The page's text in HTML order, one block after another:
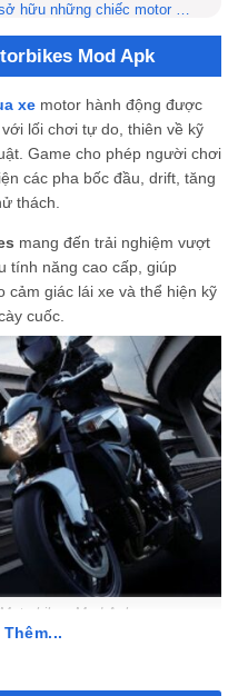
chiếc motor mạnh mẽ nhất
Motorbikes MOD APK
Motorbikes Mod Apk
Nay Và Chinh Phục Đường Đua
có hỗ trợ tải miễn phí hay không?
điện thoại Android của bạn không?
điều hành Android bao nhiêu?
Mod Apk
xe motor hành động được
lối chơi tự do, thiên về kỹ
Game cho phép người chơi
các pha bốc đầu, drift, tăng
thách.
mang đến trải nghiệm vượt
tính năng cao cấp, giúp
cảm giác lái xe và thể hiện kỹ
cuốc.
Mod Apk
Thêm...